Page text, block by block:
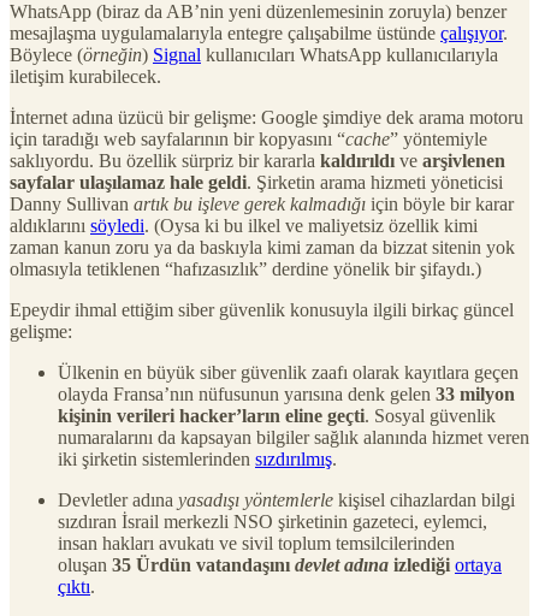
WhatsApp (biraz da AB’nin yeni düzenlemesinin zoruyla) benzer
mesajlaşma uygulamalarıyla entegre çalışabilme üstünde çalışıyor.
Böylece (örneğin) Signal kullanıcıları WhatsApp kullanıcılarıyla
iletişim kurabilecek.
İnternet adına üzücü bir gelişme: Google şimdiye dek arama motoru
için taradığı web sayfalarının bir kopyasını “cache” yöntemiyle
saklıyordu. Bu özellik sürpriz bir kararla kaldırıldı ve arşivlenen
sayfalar ulaşılamaz hale geldi. Şirketin arama hizmeti yöneticisi
Danny Sullivan artık bu işleve gerek kalmadığı için böyle bir karar
aldıklarını söyledi. (Oysa ki bu ilkel ve maliyetsiz özellik kimi
zaman kanun zoru ya da baskıyla kimi zaman da bizzat sitenin yok
olmasıyla tetiklenen “hafızasızlık” derdine yönelik bir şifaydı.)
Epeydir ihmal ettiğim siber güvenlik konusuyla ilgili birkaç güncel
gelişme:
Ülkenin en büyük siber güvenlik zaafı olarak kayıtlara geçen
olayda Fransa’nın nüfusunun yarısına denk gelen 33 milyon
kişinin verileri hacker’ların eline geçti. Sosyal güvenlik
numaralarını da kapsayan bilgiler sağlık alanında hizmet veren
iki şirketin sistemlerinden sızdırılmış.
Devletler adına yasadışı yöntemlerle kişisel cihazlardan bilgi
sızdıran İsrail merkezli NSO şirketinin gazeteci, eylemci,
insan hakları avukatı ve sivil toplum temsilcilerinden
oluşan 35 Ürdün vatandaşını devlet adına izlediği ortaya
çıktı.